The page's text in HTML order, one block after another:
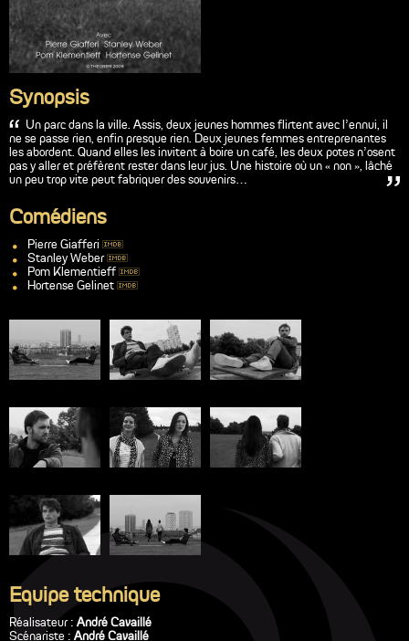
Synopsis
Un parc dans la ville. Assis, deux jeunes hommes flirtent avec l’ennui, il
ne se passe rien, enfin presque rien. Deux jeunes femmes entreprenantes
les abordent. Quand elles les invitent à boire un café, les deux potes n’osent
pas y aller et préfèrent rester dans leur jus. Une histoire où un « non », lâché
un peu trop vite peut fabriquer des souvenirs…
Comédiens
Pierre Giafferi
Stanley Weber
Pom Klementieff
Hortense Gelinet
Equipe technique
Réalisateur : André Cavaillé
Scénariste : André Cavaillé